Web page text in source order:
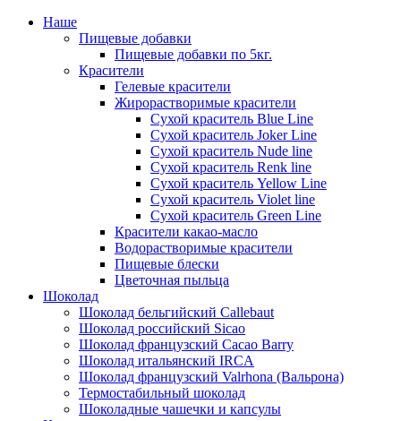
Наше
Пищевые добавки
Пищевые добавки по 5кг.
Красители
Гелевые красители
Жирорастворимые красители
Сухой краситель Blue Line
Сухой краситель Joker Line
Сухой краситель Nude line
Сухой краситель Renk line
Сухой краситель Yellow Line
Сухой краситель Violet line
Сухой краситель Green Line
Красители какао-масло
Водорастворимые красители
Пищевые блески
Цветочная пыльца
Шоколад
Шоколад бельгийский Callebaut
Шоколад российский Sicao
Шоколад французский Cacao Barry
Шоколад итальянский IRCA
Шоколад французский Valrhona (Вальрона)
Термостабильный шоколад
Шоколадные чашечки и капсулы